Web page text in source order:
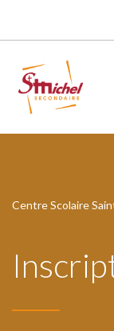
Centre Scolaire